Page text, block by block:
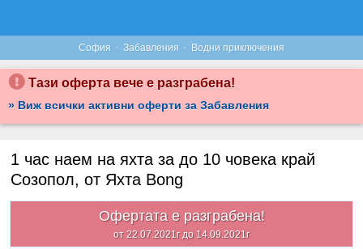
София · Забавления · Водни приключения
Тази оферта вече е разграбена!
» Виж всички активни оферти за Забавления
1 час наем на яхта за до 10 човека край
Созопол, от Яхта Bong
Офертата е разграбена!
от 22.07.2021г до 14.09.2021г